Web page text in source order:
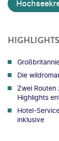
HIGHLIGHTS
Die
Zwei Routen
Highlights
Hotel-
inklusive